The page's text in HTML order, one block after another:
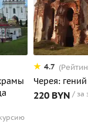
4.7
Черея:
220 BYN за